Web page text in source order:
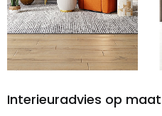
Interieuradvies op maat